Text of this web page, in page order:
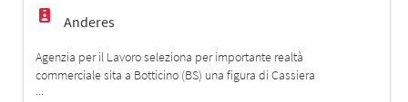
Anderes
Agenzia per il Lavoro seleziona per importante realtà
commerciale sita a Botticino (BS) una figura di Cassiera
/ Addetta alle vendite per inserimento immediato con
...